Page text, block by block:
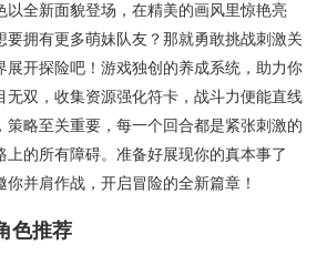
以全新面貌登场，在精美的画风里惊艳亮
要拥有更多萌妹队友？那就勇敢挑战刺激关
展开探险吧！游戏独创的养成系统，助力你
无双，收集资源强化符卡，战斗力便能直线
策略至关重要，每一个回合都是紧张刺激的
上的所有障碍。准备好展现你的真本事了
你并肩作战，开启冒险的全新篇章！
色推荐